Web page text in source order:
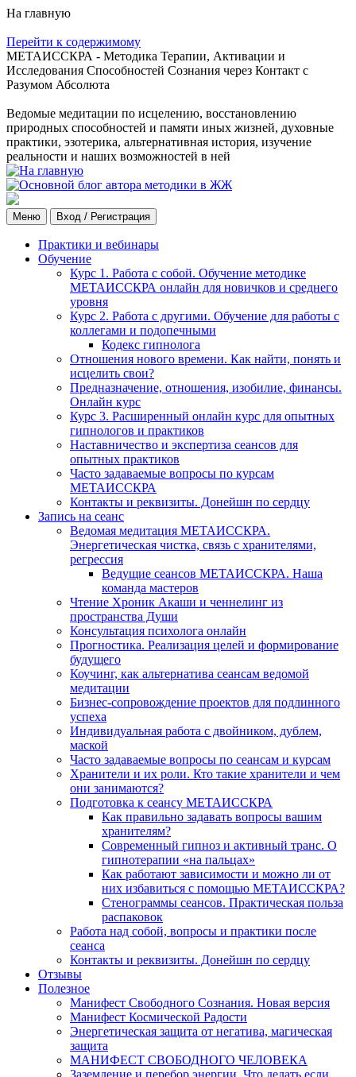
На главную
Перейти к содержимому
МЕТАИССКРА - Методика Терапии, Активации и
Исследования Способностей Сознания через Контакт с
Разумом Абсолюта
Ведомые медитации по исцелению, восстановлению
природных способностей и памяти иных жизней, духовные
практики, эзотерика, альтернативная история, изучение
реальности и наших возможностей в ней
Меню Вход / Регистрация
Практики и вебинары
Обучение
Курс 1. Работа с собой. Обучение методике
МЕТАИССКРА онлайн для новичков и среднего
уровня
Курс 2. Работа с другими. Обучение для работы с
коллегами и подопечными
Кодекс гипнолога
Отношения нового времени. Как найти, понять и
исцелить свои?
Предназначение, отношения, изобилие, финансы.
Онлайн курс
Курс 3. Расширенный онлайн курс для опытных
гипнологов и практиков
Наставничество и экспертиза сеансов для
опытных практиков
Часто задаваемые вопросы по курсам
МЕТАИССКРА
Контакты и реквизиты. Донейшн по сердцу
Запись на сеанс
Ведомая медитация МЕТАИССКРА.
Энергетическая чистка, связь с хранителями,
регрессия
Ведущие сеансов МЕТАИССКРА. Наша
команда мастеров
Чтение Хроник Акаши и ченнелинг из
пространства Души
Консультация психолога онлайн
Прогностика. Реализация целей и формирование
будущего
Коучинг, как альтернатива сеансам ведомой
медитации
Бизнес-сопровождение проектов для подлинного
успеха
Индивидуальная работа с двойником, дублем,
маской
Часто задаваемые вопросы по сеансам и курсам
Хранители и их роли. Кто такие хранители и чем
они занимаются?
Подготовка к сеансу МЕТАИССКРА
Как правильно задавать вопросы вашим
хранителям?
Современный гипноз и активный транс. О
гипнотерапии «на пальцах»
Как работают зависимости и можно ли от
них избавиться с помощью МЕТАИССКРА?
Стенограммы сеансов. Практическая польза
распаковок
Работа над собой, вопросы и практики после
сеанса
Контакты и реквизиты. Донейшн по сердцу
Отзывы
Полезное
Манифест Свободного Сознания. Новая версия
Манифест Космической Радости
Энергетическая защита от негатива, магическая
защита
МАНИФЕСТ СВОБОДНОГО ЧЕЛОВЕКА
Заземление и перебор энергии. Что делать если